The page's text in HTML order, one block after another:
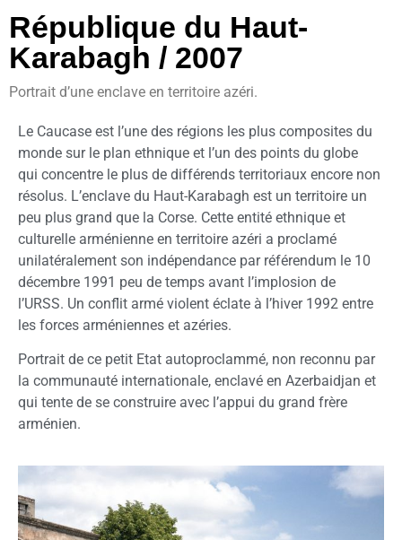
République du Haut-
Karabagh / 2007
Portrait d’une enclave en territoire azéri.
Le Caucase est l’une des régions les plus composites du
monde sur le plan ethnique et l’un des points du globe
qui concentre le plus de différends territoriaux encore non
résolus. L’enclave du Haut-Karabagh est un territoire un
peu plus grand que la Corse. Cette entité ethnique et
culturelle arménienne en territoire azéri a proclamé
unilatéralement son indépendance par référendum le 10
décembre 1991 peu de temps avant l’implosion de
l’URSS. Un conflit armé violent éclate à l’hiver 1992 entre
les forces arméniennes et azéries.
Portrait de ce petit Etat autoproclammé, non reconnu par
la communauté internationale, enclavé en Azerbaidjan et
qui tente de se construire avec l’appui du grand frère
arménien.